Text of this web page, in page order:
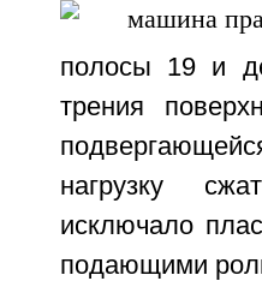
полосы 19 и
трения
нагрузку
исключало
подающими